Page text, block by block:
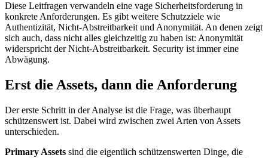
Diese Leitfragen verwandeln eine vage Sicherheitsforderung in
konkrete Anforderungen. Es gibt weitere Schutzziele wie
Authentizität, Nicht-Abstreitbarkeit und Anonymität. An denen zeigt
sich auch, dass nicht alles gleichzeitig zu haben ist: Anonymität
widerspricht der Nicht-Abstreitbarkeit. Security ist immer eine
Abwägung.
Erst die Assets, dann die Anforderung
Der erste Schritt in der Analyse ist die Frage, was überhaupt
schützenswert ist. Dabei wird zwischen zwei Arten von Assets
unterschieden.
Primary Assets sind die eigentlich schützenswerten Dinge, die